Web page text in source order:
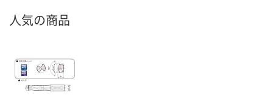
人気の商品